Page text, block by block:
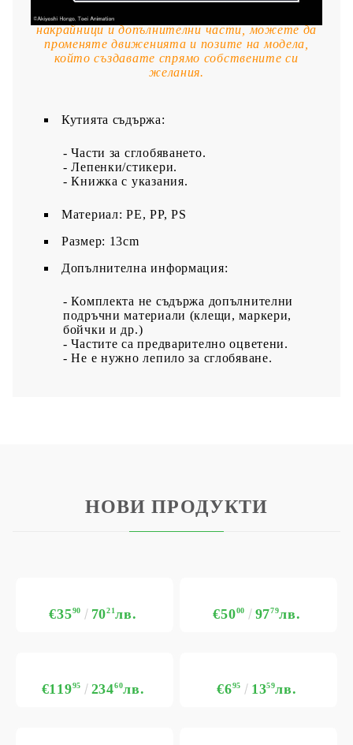
не е всичко, с помощта на артикулиращи
накрайници и допълнителни части, можете да
променяте движенията и позите на модела,
който създавате спрямо собствените си
желания.
Кутията съдържа:
- Части за сглобяването.
- Лепенки/стикери.
- Книжка с указания.
Материал: PE, PP, PS
Размер: 13cm
Допълнителна информация:
- Комплекта не съдържа допълнителни
подръчни материали (клещи, маркери,
бойчки и др.)
- Частите са предварително оцветени.
- Не е нужно лепило за сглобяване.
НОВИ ПРОДУКТИ
€3590 7021лв. €5000 9779лв.
€11995 23460лв. €695 1359лв.